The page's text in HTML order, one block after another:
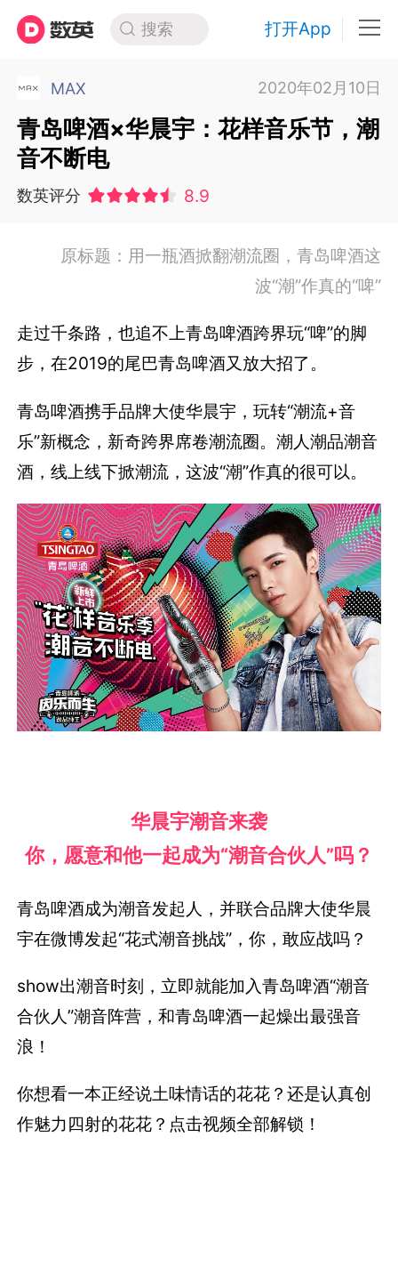
搜索 打开App
MAX 2020年02月10日
青岛啤酒×华晨宇：花样音乐节，潮
音不断电
数英评分 8.9
原标题：用一瓶酒掀翻潮流圈，青岛啤酒这
波“潮”作真的“啤”
走过千条路，也追不上青岛啤酒跨界玩“啤”的脚
步，在2019的尾巴青岛啤酒又放大招了。
青岛啤酒携手品牌大使华晨宇，玩转“潮流+音
乐”新概念，新奇跨界席卷潮流圈。潮人潮品潮音
酒，线上线下掀潮流，这波“潮”作真的很可以。
华晨宇潮音来袭
你，愿意和他一起成为“潮音合伙人”吗？
青岛啤酒成为潮音发起人，并联合品牌大使华晨
宇在微博发起“花式潮音挑战”，你，敢应战吗？
show出潮音时刻，立即就能加入青岛啤酒“潮音
合伙人”潮音阵营，和青岛啤酒一起燥出最强音
浪！
你想看一本正经说土味情话的花花？还是认真创
作魅力四射的花花？点击视频全部解锁！